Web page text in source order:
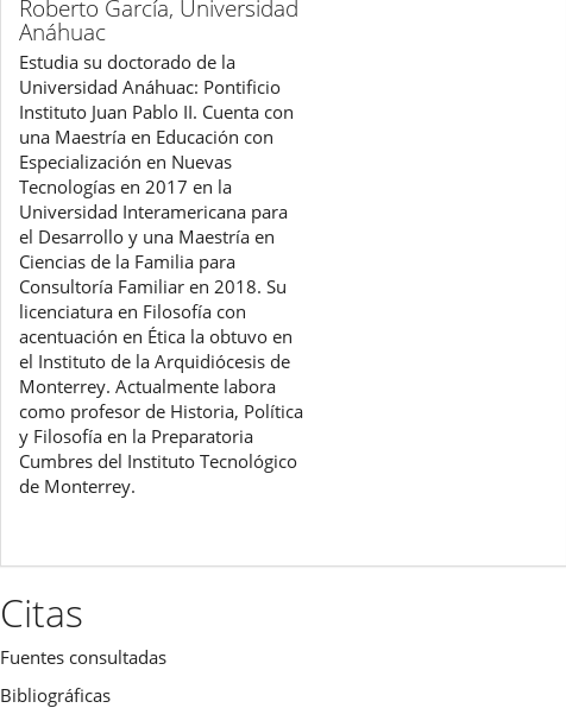
Roberto García, Universidad
Anáhuac
Estudia su doctorado de la
Universidad Anáhuac: Pontificio
Instituto Juan Pablo II. Cuenta con
una Maestría en Educación con
Especialización en Nuevas
Tecnologías en 2017 en la
Universidad Interamericana para
el Desarrollo y una Maestría en
Ciencias de la Familia para
Consultoría Familiar en 2018. Su
licenciatura en Filosofía con
acentuación en Ética la obtuvo en
el Instituto de la Arquidiócesis de
Monterrey. Actualmente labora
como profesor de Historia, Política
y Filosofía en la Preparatoria
Cumbres del Instituto Tecnológico
de Monterrey.
Citas
Fuentes consultadas
Bibliográficas